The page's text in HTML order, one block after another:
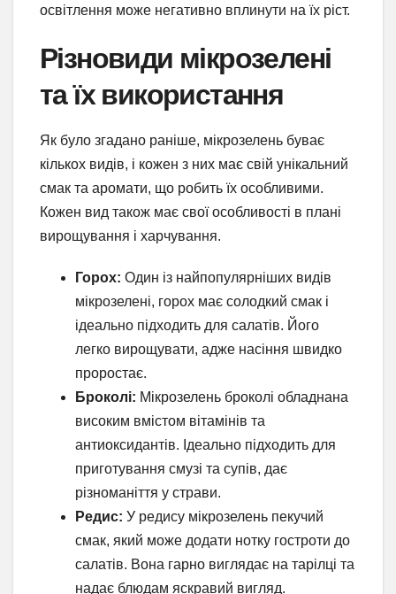
освітлення може негативно вплинути на їх ріст.
Різновиди мікрозелені
та їх використання
Як було згадано раніше, мікрозелень буває
кількох видів, і кожен з них має свій унікальний
смак та аромати, що робить їх особливими.
Кожен вид також має свої особливості в плані
вирощування і харчування.
Горох: Один із найпопулярніших видів
мікрозелені, горох має солодкий смак і
ідеально підходить для салатів. Його
легко вирощувати, адже насіння швидко
проростає.
Броколі: Мікрозелень броколі обладнана
високим вмістом вітамінів та
антиоксидантів. Ідеально підходить для
приготування смузі та супів, дає
різноманіття у страви.
Редис: У редису мікрозелень пекучий
смак, який може додати нотку гостроти до
салатів. Вона гарно виглядає на тарілці та
надає блюдам яскравий вигляд.